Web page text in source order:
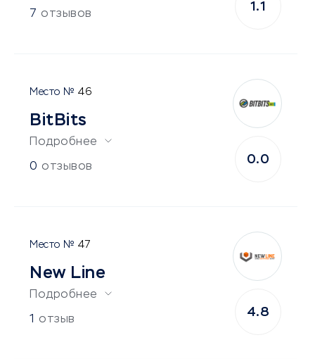
7 отзывов
1.1
46
BitBits
Подробнее
0 отзывов
0.0
47
New Line
Подробнее
1 отзыв
4.8